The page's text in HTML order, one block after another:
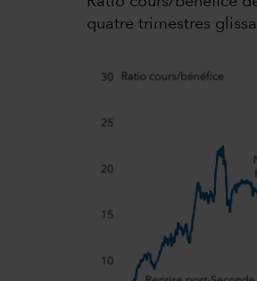
quatre trimestres